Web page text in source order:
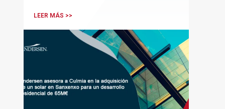
Latinoamérica y otros mercados
LEER MÁS >>